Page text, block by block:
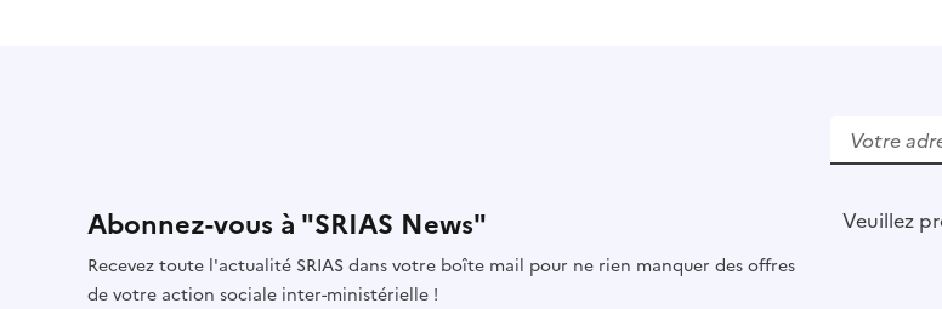
Abonnez-vous à "SRIAS News"
Recevez toute l'actualité SRIAS dans votre boîte mail pour ne rien manquer des offres
de votre action sociale inter-ministérielle !
u
Veuillez